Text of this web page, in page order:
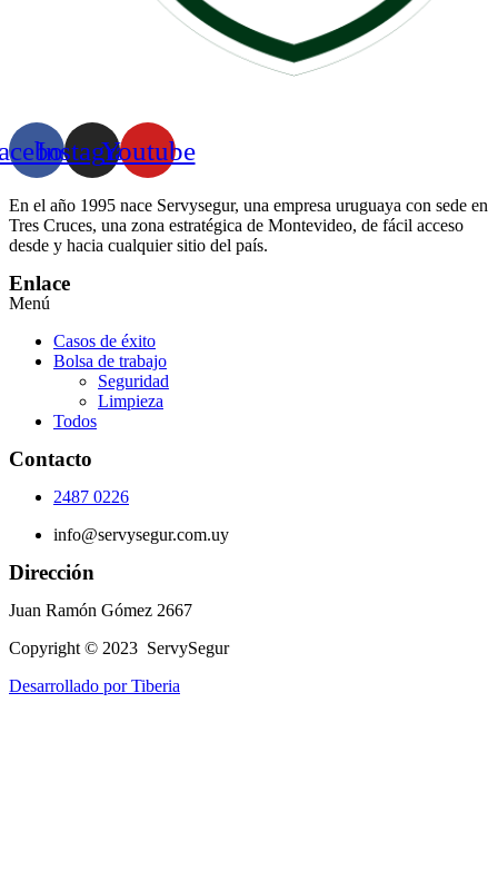
InstagramYoutube
En el año 1995 nace Servysegur, una empresa uruguaya con sede en
Tres Cruces, una zona estratégica de Montevideo, de fácil acceso
desde y hacia cualquier sitio del país.
Enlace
Menú
Casos de éxito
Bolsa de trabajo
Seguridad
Limpieza
Todos
Contacto
2487 0226
info@servysegur.com.uy
Dirección
Juan Ramón Gómez 2667
Copyright © 2023 ServySegur
Desarrollado por Tiberia